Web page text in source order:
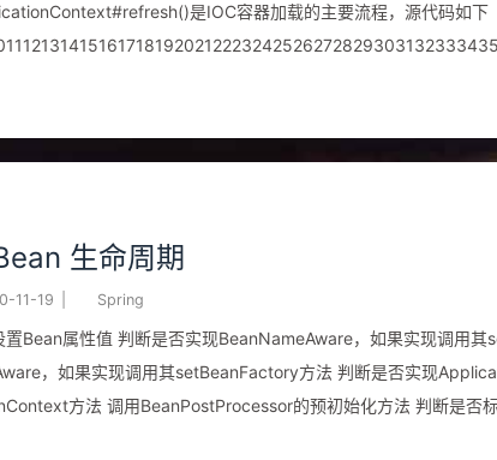
是IOC容器加载的主要流程，源代码如下
生命周期
11-19 Spring
置Bean属性值 判断是否实现BeanNameAware，如果实现调用
，如果实现调用其setBeanFactory方法 判断是否实现
方法 调用BeanPostProcessor的预初始化方法 判断是否